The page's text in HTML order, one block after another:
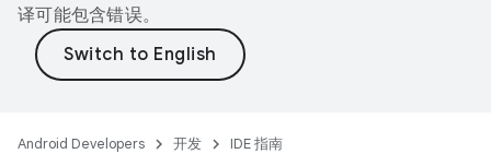
译可能包含错误。
Android Developers 开发 IDE 指南